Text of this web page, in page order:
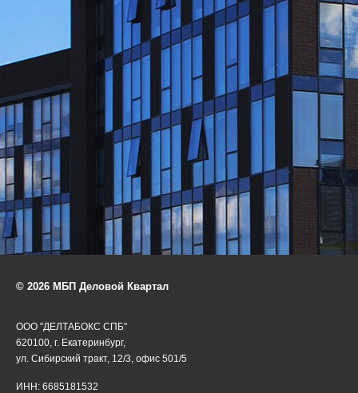
© 2026 МБП Деловой Квартал
ООО "ДЕЛТАБОКС СПБ"
620100, г. Екатеринбург,
ул. Сибирский тракт, 12/3, офис 501/5
ИНН: 6685181532